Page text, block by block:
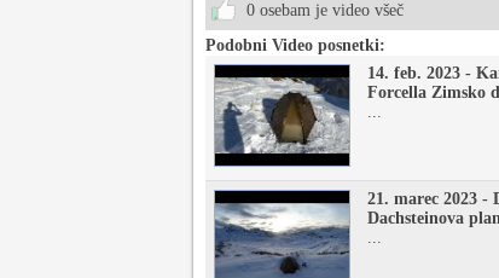
0 osebam je video všeč
Podobni Video posnetki:
14. feb. 2023 -
Forcella Zimsko
...
21. marec 2023 -
Dachsteinova
...